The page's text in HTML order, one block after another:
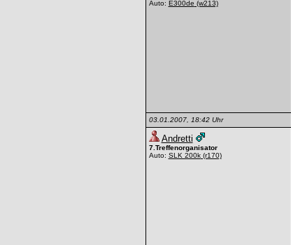
Auto: E300de (w213)
03.01.2007, 18:42 Uhr
Andretti
7.Treffenorganisator
Auto: SLK 200k(r170)